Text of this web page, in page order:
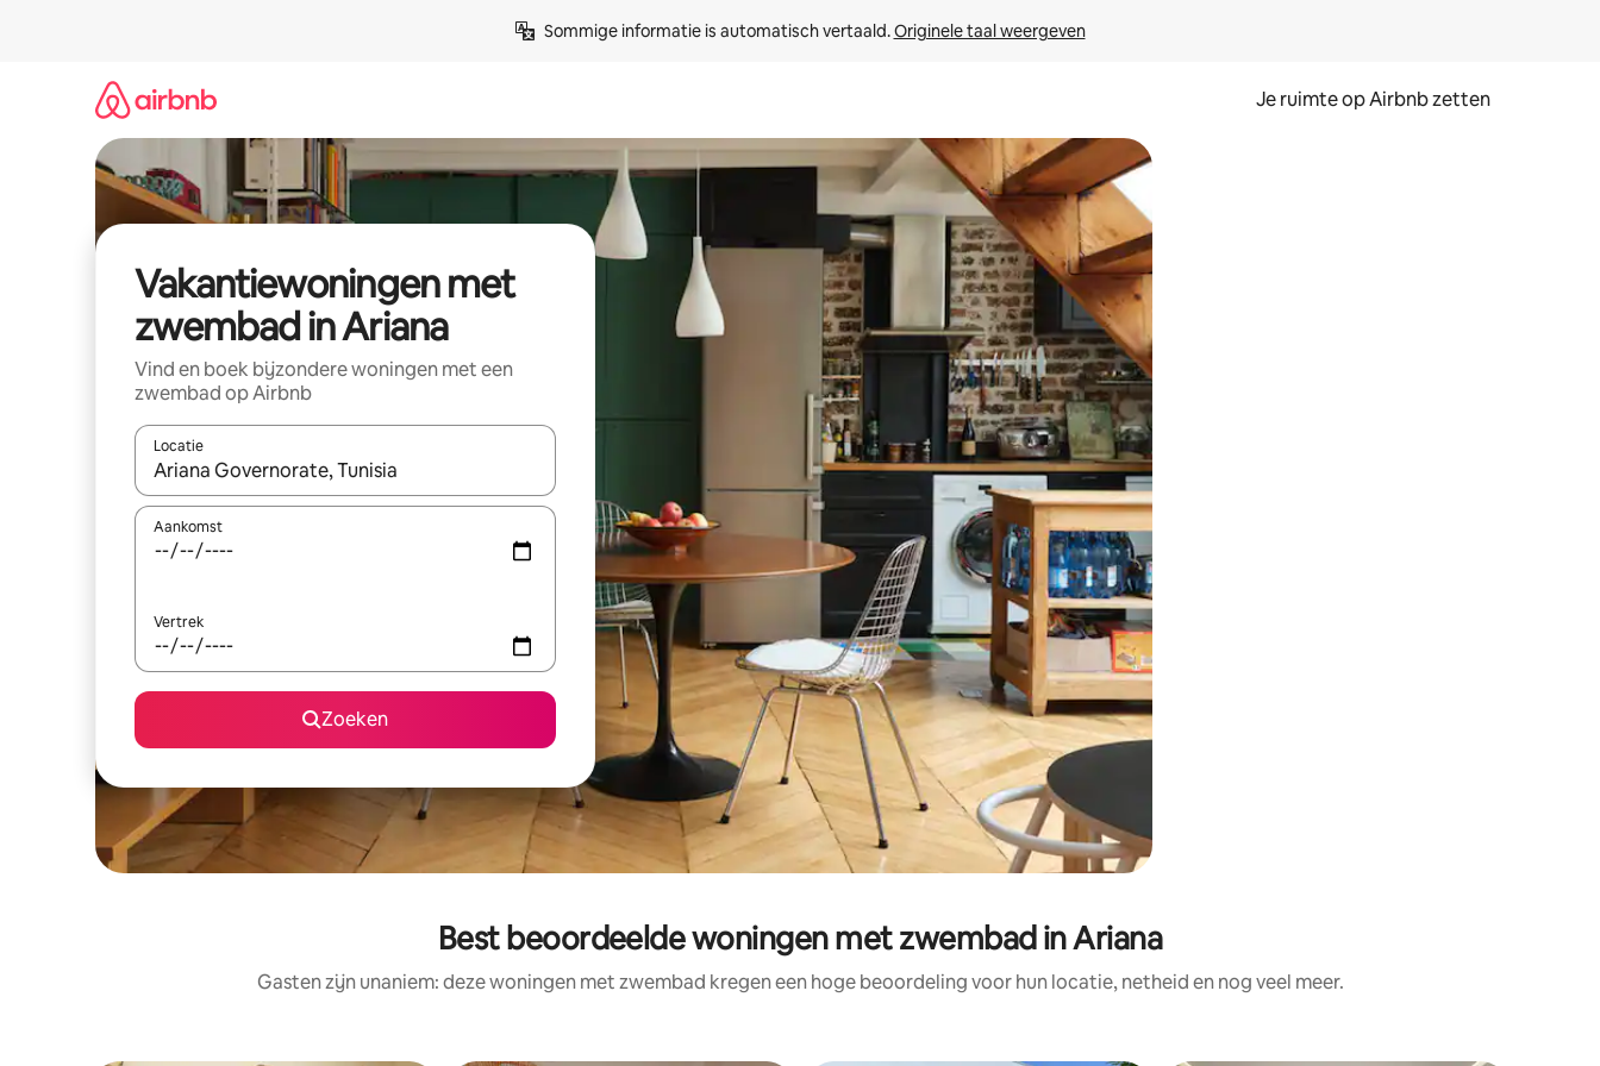
Sommige informatie is automatisch vertaald. Originele taal weergeven
Je ruimte op Airbnb zetten
Vakantiewoningen met
zwembad in Ariana
Vind en boek bijzondere woningen met een
zwembad op Airbnb
Locatie
Wanneer er suggesties beschikbaar zijn, maak je een keuze met je de pijltjestoetsen omhoog en omlaag, óf door te tikken of swipen.
Aankomst
Vertrek
Zoeken
Best beoordeelde woningen met zwembad in Ariana
Gasten zijn unaniem: deze woningen met zwembad kregen een hoge beoordeling voor hun locatie, netheid en nog veel meer.